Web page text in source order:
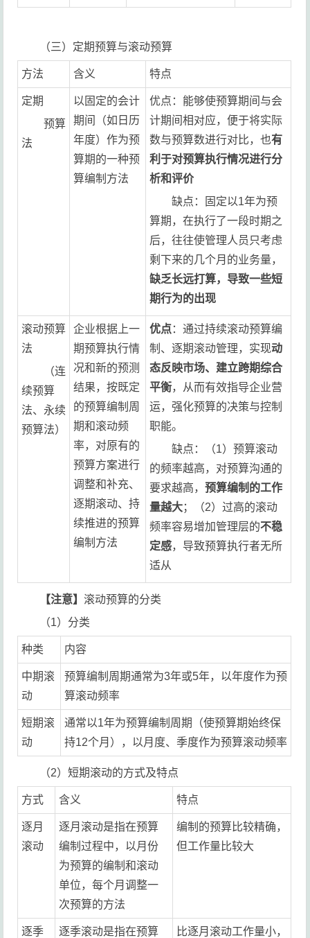
（三）定期预算与滚动预算
方法 含义 特点
定期
预算
法
以固定的会计
期间（如日历
年度）作为预
算期的一种预
算编制方法
优点：能够使预算期间与会
计期间相对应，便于将实际
数与预算数进行对比，也有
利于对预算执行情况进行分
析和评价
缺点：固定以1年为预
算期，在执行了一段时期之
后，往往使管理人员只考虑
剩下来的几个月的业务量，
缺乏长远打算，导致一些短
期行为的出现
滚动预算
法
（连
续预算
法、永续
预算法）
企业根据上一
期预算执行情
况和新的预测
结果，按既定
的预算编制周
期和滚动频
率，对原有的
预算方案进行
调整和补充、
逐期滚动、持
续推进的预算
编制方法
优点：通过持续滚动预算编
制、逐期滚动管理，实现动
态反映市场、建立跨期综合
平衡，从而有效指导企业营
运，强化预算的决策与控制
职能。
缺点：（1）预算滚动
的频率越高，对预算沟通的
要求越高，预算编制的工作
量越大；（2）过高的滚动
频率容易增加管理层的不稳
定感，导致预算执行者无所
适从
【注意】 滚动预算的分类
（1）分类
种类 内容
中期滚
动
预算编制周期通常为3年或5年，以年度作为预
算滚动频率
短期滚
动
通常以1年为预算编制周期（使预算期始终保
持12个月），以月度、季度作为预算滚动频率
（2）短期滚动的方式及特点
方式 含义 特点
逐月
滚动
逐月滚动是指在预算
编制过程中，以月份
为预算的编制和滚动
单位，每个月调整一
次预算的方法
编制的预算比较精确，
但工作量比较大
逐季
逐季滚动是指在预算
比逐月滚动工作量小，